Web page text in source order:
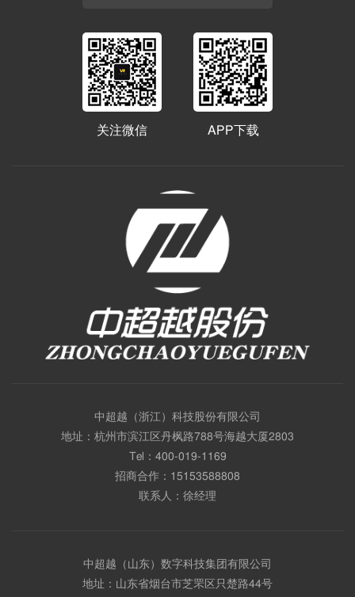
关注微信 APP下载
中超越（浙江）科技股份有限公司
地址：杭州市滨江区丹枫路788号海越大厦2803
Tel： 400-019-1169
招商合作： 15153588808
联系人：徐经理
中超越（山东）数字科技集团有限公司
地址：山东省烟台市芝罘区只楚路44号